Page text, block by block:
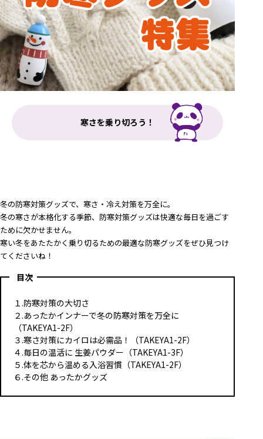
寒さを乗り切ろう！
冬の防寒対策グッズで、寒さ・冷え対策を万全に。
冬の寒さが本格化する季節、防寒対策グッズは快適な毎日を過ごす
ために欠かせません。
寒い冬をあたたかく乗り切るための最適な防寒グッズをぜひ見つけ
てくださいね！
目次
１.防寒対策の大切さ
２.あったかインナーで冬の防寒対策を万全に
（TAKEYA1-2F）
３.寒さ対策にカイロは必需品！（TAKEYA1-2F）
４.毎日の温活に 生姜パウダー（TAKEYA1-3F）
５.体を芯から温める入浴習慣（TAKEYA1-2F）
６.その他 あったかグッズ